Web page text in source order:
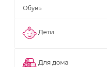
Обувь
Дети
Для дома